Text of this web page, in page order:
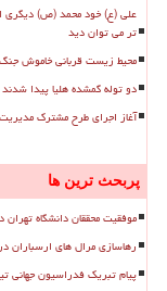
علی (ع) خود محمد (ص) دیگری
تر می توان دید
محیط زیست قربانی خاموش
دو توله گمشده هلیا پیدا شدند
آغاز اجرای طرح مشترک
پربحث ترین ها
موفقیت محققان دانشگاه
رهاسازی مرال های ارسباران
پیام تبریک فدراسیون جهانی